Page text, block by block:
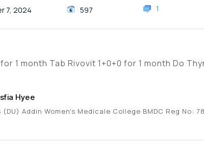
7, 2024 597 1
for 1 month Tab Rivovit 1+0+0 for 1 month Do
Hyee
(DU) Addin Women's Medicale College BMDC Reg No: